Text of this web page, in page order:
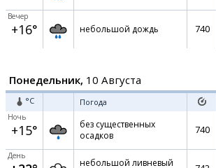
Вечер
+16° небольшой дождь 740
Понедельник, 10 Августа
°C Погода
Ночь
+15°
без существенных
осадков
740
День
небольшой ливневый